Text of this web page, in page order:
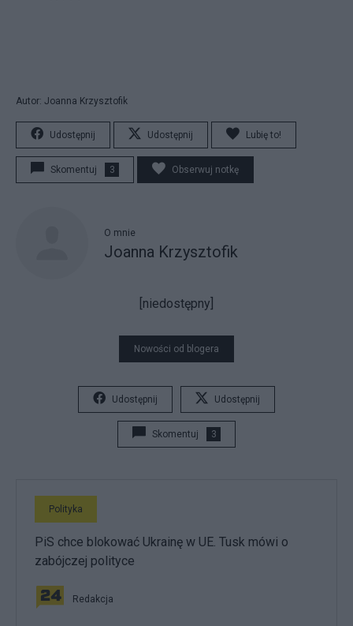
Autor: Joanna Krzysztofik
Udostępnij Udostępnij Lubię to!
Skomentuj 3 Obserwuj notkę
O mnie
Joanna Krzysztofik
[niedostępny]
Nowości od blogera
Udostępnij Udostępnij
Skomentuj 3
Polityka
PiS chce blokować Ukrainę w UE. Tusk mówi o
zabójczej polityce
Redakcja